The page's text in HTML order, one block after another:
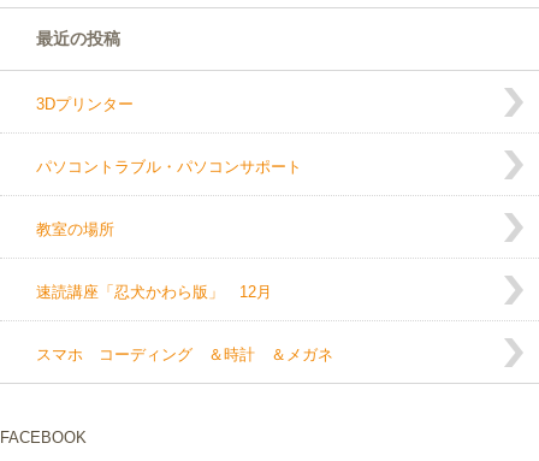
最近の投稿
3Dプリンター
パソコントラブル・パソコンサポート
教室の場所
速読講座「忍犬かわら版」 12月
スマホ コーディング ＆時計 ＆メガネ
FACEBOOK